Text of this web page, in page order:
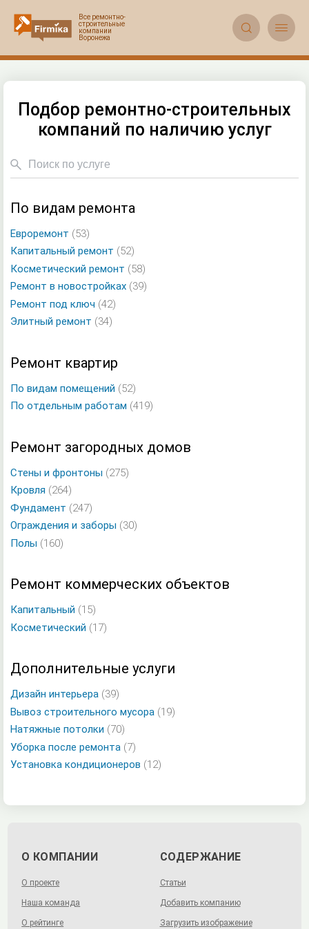
 
Подбор ремонтно-строительных
компаний по наличию услуг
По видам ремонта
Евроремонт (53)
Капитальный ремонт (52)
Косметический ремонт (58)
Ремонт в новостройках (39)
Ремонт под ключ (42)
Элитный ремонт (34)
Ремонт квартир
По видам помещений (52)
По отдельным работам (419)
Ремонт загородных домов
Стены и фронтоны (275)
Кровля (264)
Фундамент (247)
Ограждения и заборы (30)
Полы (160)
Ремонт коммерческих объектов
Капитальный (15)
Косметический (17)
Дополнительные услуги
Дизайн интерьера (39)
Вывоз строительного мусора (19)
Натяжные потолки (70)
Уборка после ремонта (7)
Установка кондиционеров (12)
О КОМПАНИИ
О проекте
Наша команда
О рейтинге
СОДЕРЖАНИЕ
Статьи
Добавить компанию
Загрузить изображение